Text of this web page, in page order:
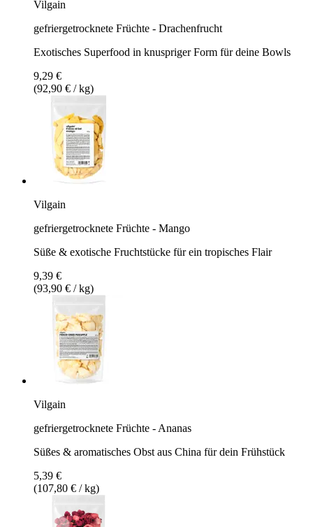
Vilgain
gefriergetrocknete Früchte - Drachenfrucht
Exotisches Superfood in knuspriger Form für deine Bowls
9,29 €
(92,90 € / kg)
Vilgain
gefriergetrocknete Früchte - Mango
Süße & exotische Fruchtstücke für ein tropisches Flair
9,39 €
(93,90 € / kg)
Vilgain
gefriergetrocknete Früchte - Ananas
Süßes & aromatisches Obst aus China für dein Frühstück
5,39 €
(107,80 € / kg)